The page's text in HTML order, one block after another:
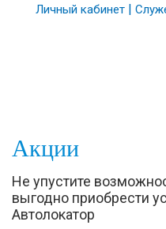
Личный кабинет |
Акции
Не упустите
выгодно приобрести
Автолокатор